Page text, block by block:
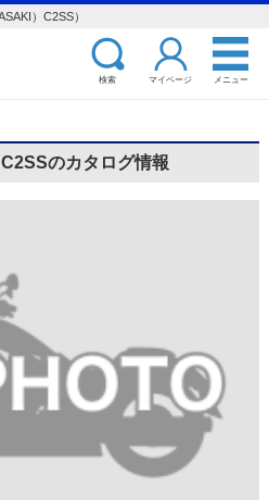
）C2SS）
検索 マイページ メニュー
のカタログ情報